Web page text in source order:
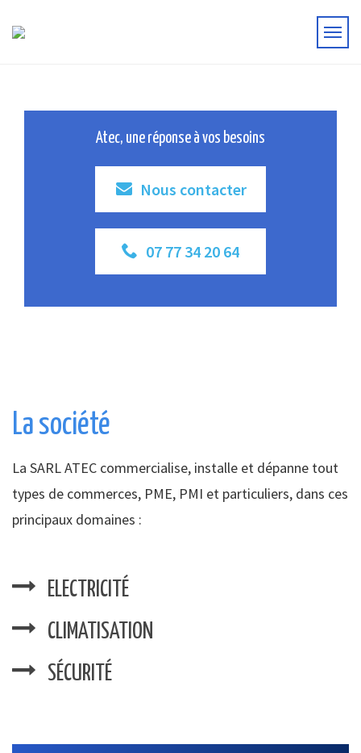
Atec, une réponse à vos besoins
Nous contacter
07 77 34 20 64
La société
La SARL ATEC commercialise, installe et dépanne tout
types de commerces, PME, PMI et particuliers, dans ces
principaux domaines :
ELECTRICITÉ
CLIMATISATION
SÉCURITÉ